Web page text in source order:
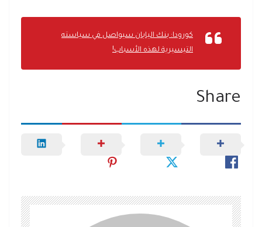
كورودا: بنك اليابان سيواصل في سياسته
التيسيرية لهذه الأسباب!
Share